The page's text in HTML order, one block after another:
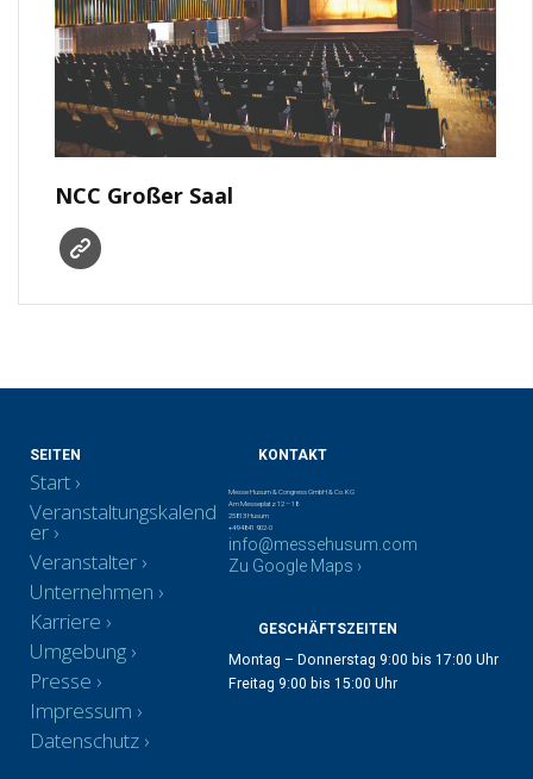
NCC Großer Saal
SEITEN
Start
Veranstaltungskalend
er
Veranstalter
Unternehmen
Karriere
Umgebung
Presse
Impressum
Datenschutz
KONTAKT
Messe Husum & Congress GmbH & Co. KG
Am Messeplatz 12 – 18
25813 Husum
+49 4841 902-0
info@messehusum.com
Zu Google Maps ›
GESCHÄFTSZEITEN
Montag – Donnerstag 9:00 bis 17:00 Uhr
Freitag 9:00 bis 15:00 Uhr